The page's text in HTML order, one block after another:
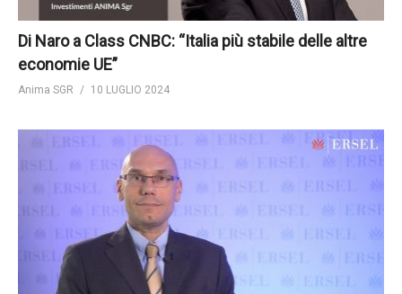
Di Naro a Class CNBC: “Italia più stabile delle altre
economie UE”
Anima SGR 10 LUGLIO 2024